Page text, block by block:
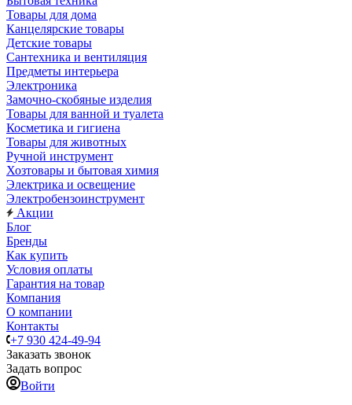
Товары для дома
Канцелярские товары
Детские товары
Сантехника и вентиляция
Предметы интерьера
Электроника
Замочно-скобяные изделия
Товары для ванной и туалета
Косметика и гигиена
Товары для животных
Ручной инструмент
Хозтовары и бытовая химия
Электрика и освещение
Электробензоинструмент
Акции
Блог
Бренды
Как купить
Условия оплаты
Гарантия на товар
Компания
О компании
Контакты
+7 930 424-49-94
Заказать звонок
Задать вопрос
Войти